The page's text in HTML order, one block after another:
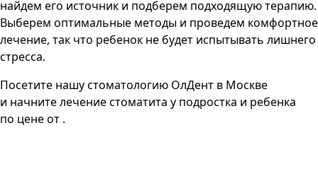
найдем его источник и подберем подходящую терапию.
Выберем оптимальные методы и проведем комфортное
лечение, так что ребенок не будет испытывать лишнего
стресса.
Посетите нашу стоматологию ОлДент в Москве
и начните лечение стоматита у подростка и ребенка
по цене от .